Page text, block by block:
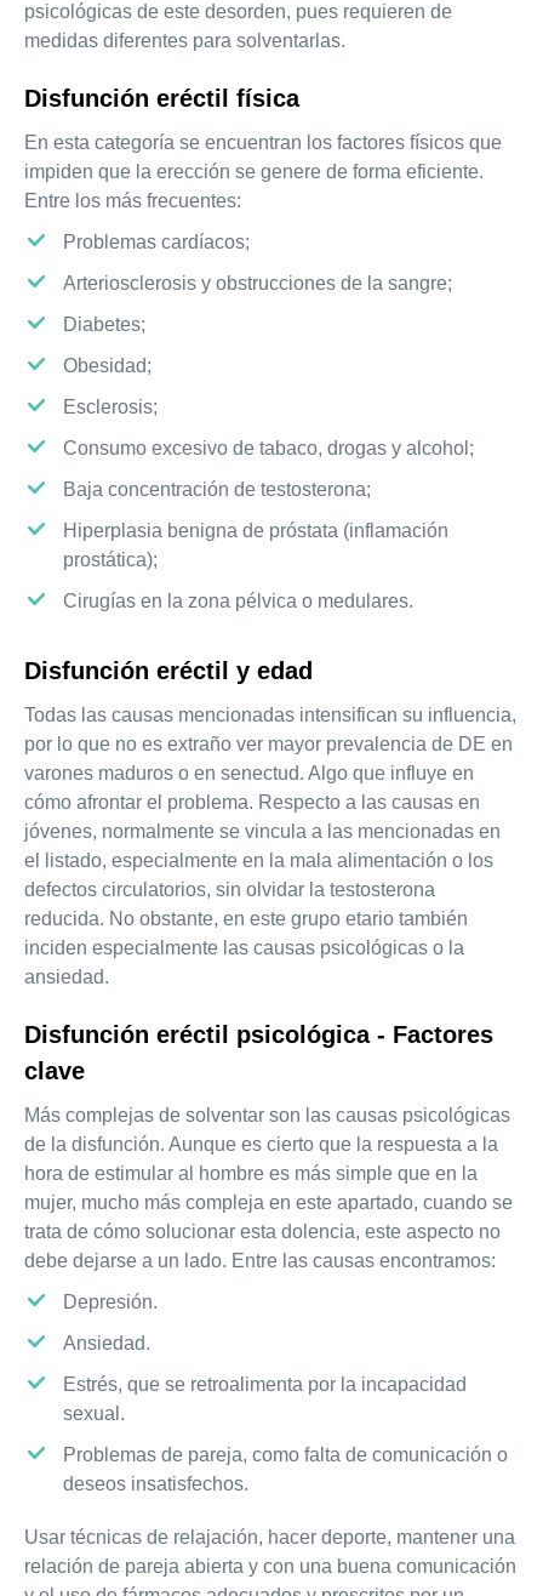
psicológicas de este desorden, pues requieren de
medidas diferentes para solventarlas.
Disfunción eréctil física
En esta categoría se encuentran los factores físicos que
impiden que la erección se genere de forma eficiente.
Entre los más frecuentes:
Problemas cardíacos;
Arteriosclerosis y obstrucciones de la sangre;
Diabetes;
Obesidad;
Esclerosis;
Consumo excesivo de tabaco, drogas y alcohol;
Baja concentración de testosterona;
Hiperplasia benigna de próstata (inflamación
prostática);
Cirugías en la zona pélvica o medulares.
Disfunción eréctil y edad
Todas las causas mencionadas intensifican su influencia,
por lo que no es extraño ver mayor prevalencia de DE en
varones maduros o en senectud. Algo que influye en
cómo afrontar el problema. Respecto a las causas en
jóvenes, normalmente se vincula a las mencionadas en
el listado, especialmente en la mala alimentación o los
defectos circulatorios, sin olvidar la testosterona
reducida. No obstante, en este grupo etario también
inciden especialmente las causas psicológicas o la
ansiedad.
Disfunción eréctil psicológica - Factores
clave
Más complejas de solventar son las causas psicológicas
de la disfunción. Aunque es cierto que la respuesta a la
hora de estimular al hombre es más simple que en la
mujer, mucho más compleja en este apartado, cuando se
trata de cómo solucionar esta dolencia, este aspecto no
debe dejarse a un lado. Entre las causas encontramos:
Depresión.
Ansiedad.
Estrés, que se retroalimenta por la incapacidad
sexual.
Problemas de pareja, como falta de comunicación o
deseos insatisfechos.
Usar técnicas de relajación, hacer deporte, mantener una
relación de pareja abierta y con una buena comunicación